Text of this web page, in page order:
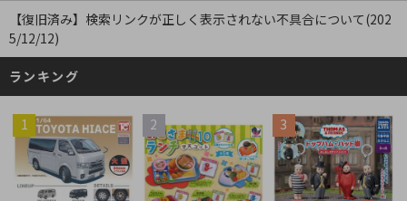
【復旧済み】検索リンクが正しく表示されない不具合について(202
5/12/12)
ランキング
1 2 3